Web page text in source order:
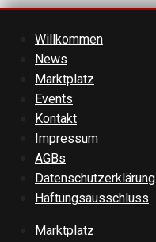
Willkommen
News
Marktplatz
Events
Kontakt
Impressum
AGBs
Datenschutzerklärung
Haftungsausschluss
Marktplatz